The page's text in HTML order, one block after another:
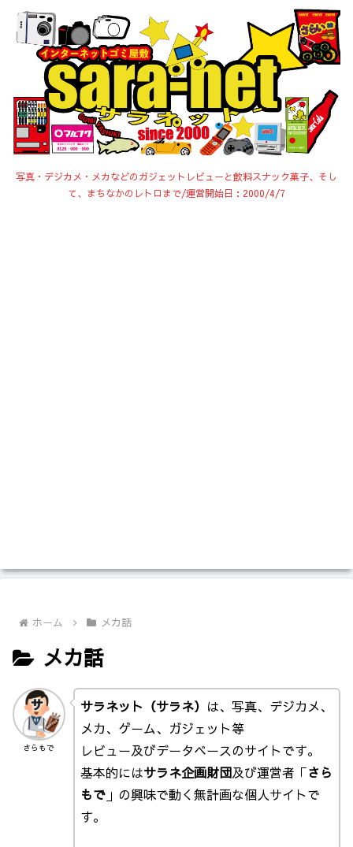
写真・デジカメ・メカなどのガジェットレビューと飲料スナック菓子、そし
て、まちなかのレトロまで/運営開始日：2000/4/7
ホーム メカ話
メカ話
さらもで
サラネット（サラネ） は、写真、デジカメ、
メカ、ゲーム、ガジェット等
レビュー及びデータベースのサイトです。
基本的にはサラネ企画財団及び運営者「さら
もで」の興味で動く無計画な個人サイトで
す。